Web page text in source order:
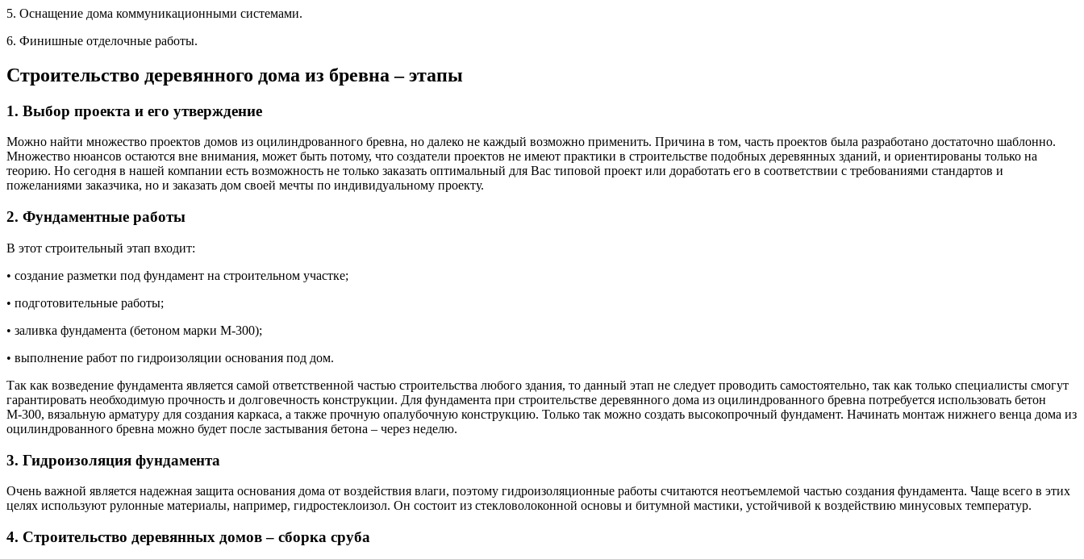
5. Оснащение дома коммуникационными системами.
6. Финишные отделочные работы.
Строительство деревянного дома из бревна – этапы
1. Выбор проекта и его утверждение
Можно найти множество проектов домов из оцилиндрованного бревна, но далеко не каждый возможно применить. Причина в том, часть проектов была разработано достаточно шаблонно.
Множество нюансов остаются вне внимания, может быть потому, что создатели проектов не имеют практики в строительстве подобных деревянных зданий, и ориентированы только на
теорию. Но сегодня в нашей компании есть возможность не только заказать оптимальный для Вас типовой проект или доработать его в соответствии с требованиями стандартов и
пожеланиями заказчика, но и заказать дом своей мечты по индивидуальному проекту.
2. Фундаментные работы
В этот строительный этап входит:
• создание разметки под фундамент на строительном участке;
• подготовительные работы;
• заливка фундамента (бетоном марки М-300);
• выполнение работ по гидроизоляции основания под дом.
Так как возведение фундамента является самой ответственной частью строительства любого здания, то данный этап не следует проводить самостоятельно, так как только специалисты смогут
гарантировать необходимую прочность и долговечность конструкции. Для фундамента при строительстве деревянного дома из оцилиндрованного бревна потребуется использовать бетон
М-300, вязальную арматуру для создания каркаса, а также прочную опалубочную конструкцию. Только так можно создать высокопрочный фундамент. Начинать монтаж нижнего венца дома из
оцилиндрованного бревна можно будет после застывания бетона – через неделю.
3. Гидроизоляция фундамента
Очень важной является надежная защита основания дома от воздействия влаги, поэтому гидроизоляционные работы считаются неотъемлемой частью создания фундамента. Чаще всего в этих
целях используют рулонные материалы, например, гидростеклоизол. Он состоит из стекловолоконной основы и битумной мастики, устойчивой к воздействию минусовых температур.
4. Строительство деревянных домов – сборка сруба